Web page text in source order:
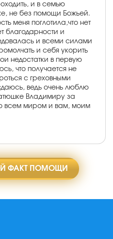
и в семью
не без помощи Божьей.
меня поглотила,что нет
благодарности и
и всеми силами
и себя укорить
недостатки в первую
что получается не
с греховными
ведь очень люблю
Владимиру за
всем миром и вам, моим
ФАКТ ПОМОЩИ